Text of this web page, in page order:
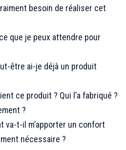
besoin de réaliser cet
que je peux attendre pour
être ai-je déjà un produit
ce produit ? Qui l’a fabriqué ?
?
va-t-il m’apporter un confort
nécessaire ?